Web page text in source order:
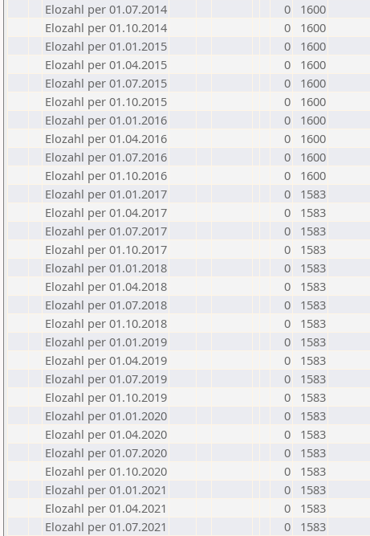
Elozahl per 01.07.2014
0
1600
Elozahl per 01.10.2014
0
1600
Elozahl per 01.01.2015
0
1600
Elozahl per 01.04.2015
0
1600
Elozahl per 01.07.2015
0
1600
Elozahl per 01.10.2015
0
1600
Elozahl per 01.01.2016
0
1600
Elozahl per 01.04.2016
0
1600
Elozahl per 01.07.2016
0
1600
Elozahl per 01.10.2016
0
1600
Elozahl per 01.01.2017
0
1583
Elozahl per 01.04.2017
0
1583
Elozahl per 01.07.2017
0
1583
Elozahl per 01.10.2017
0
1583
Elozahl per 01.01.2018
0
1583
Elozahl per 01.04.2018
0
1583
Elozahl per 01.07.2018
0
1583
Elozahl per 01.10.2018
0
1583
Elozahl per 01.01.2019
0
1583
Elozahl per 01.04.2019
0
1583
Elozahl per 01.07.2019
0
1583
Elozahl per 01.10.2019
0
1583
Elozahl per 01.01.2020
0
1583
Elozahl per 01.04.2020
0
1583
Elozahl per 01.07.2020
0
1583
Elozahl per 01.10.2020
0
1583
Elozahl per 01.01.2021
0
1583
Elozahl per 01.04.2021
0
1583
Elozahl per 01.07.2021
0
1583